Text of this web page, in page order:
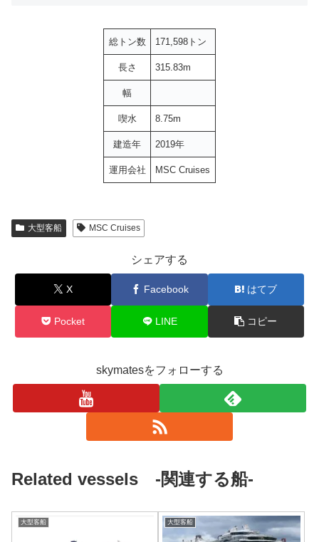
総トン数 171,598トン
長さ 315.83m
幅
喫水 8.75m
建造年 2019年
運用会社 MSC Cruises
大型客船 MSC Cruises
シェアする
X Facebook はてブ
Pocket LINE コピー
skymatesをフォローする
Related vessels -関連する船-
大型客船 大型客船